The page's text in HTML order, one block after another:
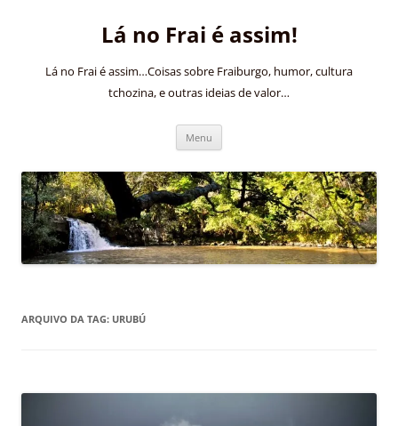
Lá no Frai é assim!
Lá no Frai é assim…Coisas sobre Fraiburgo, humor, cultura
tchozina, e outras ideias de valor…
Menu
ARQUIVO DA TAG: URUBÚ